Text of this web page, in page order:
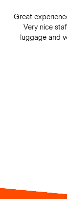
Great
Very nice
luggage and